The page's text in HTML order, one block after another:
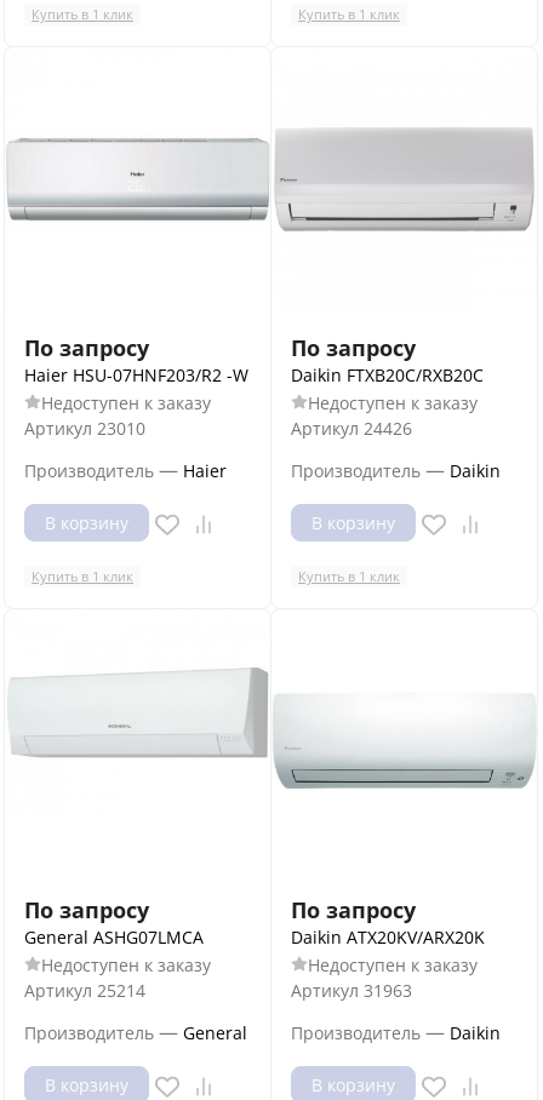
Купить в 1 клик Купить в 1 клик
По запросу
Haier HSU-07HNF203/R2 -W
Недоступен к заказу
Артикул 23010
Производитель — Haier
В корзину
Купить в 1 клик
По запросу
Daikin FTXB20C/RXB20C
Недоступен к заказу
Артикул 24426
Производитель — Daikin
В корзину
Купить в 1 клик
По запросу
General ASHG07LMCA
Недоступен к заказу
Артикул 25214
Производитель — General
В корзину
По запросу
Daikin ATX20KV/ARX20K
Недоступен к заказу
Артикул 31963
Производитель — Daikin
В корзину